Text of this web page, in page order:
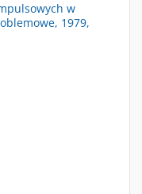
w
1979,